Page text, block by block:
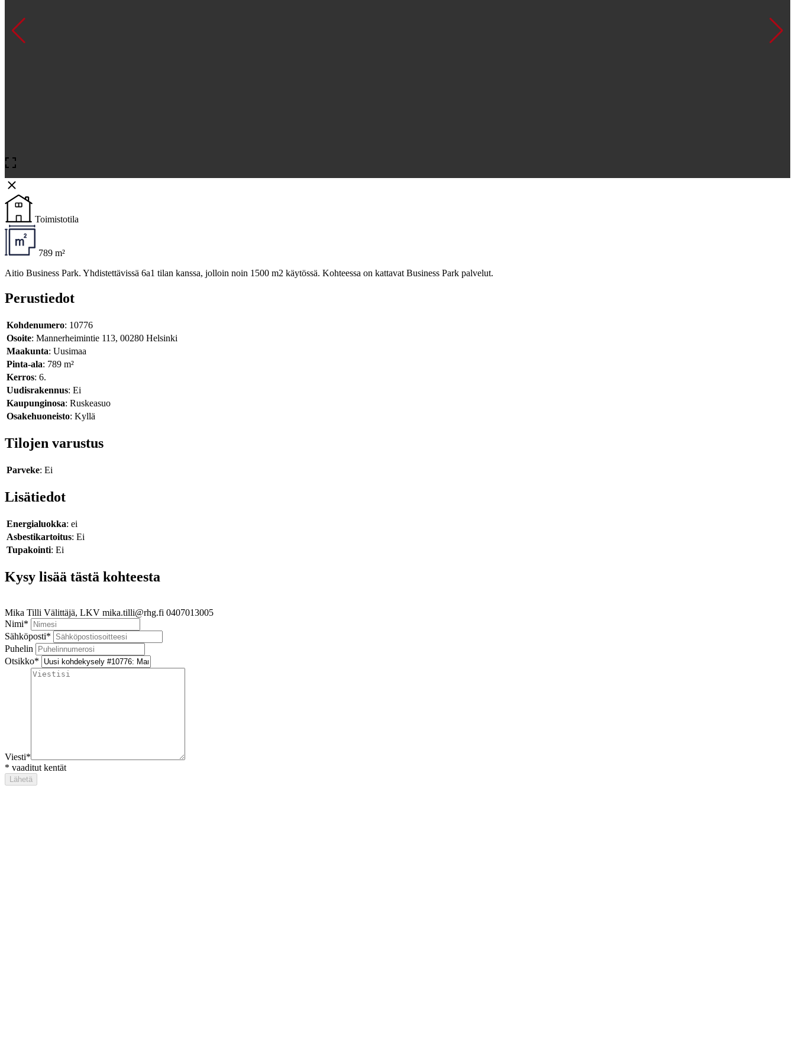
Toimistotila
789 m²
Aitio Business Park. Yhdistettävissä 6a1 tilan kanssa, jolloin noin 1500 m2 käytössä. Kohteessa on kattavat Business Park palvelut.
Perustiedot
Kohdenumero: 10776
Osoite: Mannerheimintie 113, 00280 Helsinki
Maakunta: Uusimaa
Pinta-ala: 789 m²
Kerros: 6.
Uudisrakennus: Ei
Kaupunginosa: Ruskeasuo
Osakehuoneisto: Kyllä
Tilojen varustus
Parveke: Ei
Lisätiedot
Energialuokka: ei
Asbestikartoitus: Ei
Tupakointi: Ei
Kysy lisää tästä kohteesta
Mika Tilli Välittäjä, LKV mika.tilli@rhg.fi 0407013005
Nimi*
Sähköposti*
Puhelin
Otsikko*
Viesti*
* vaaditut kentät